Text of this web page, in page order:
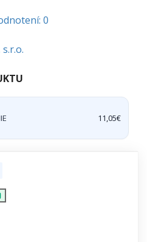
0
11,05€